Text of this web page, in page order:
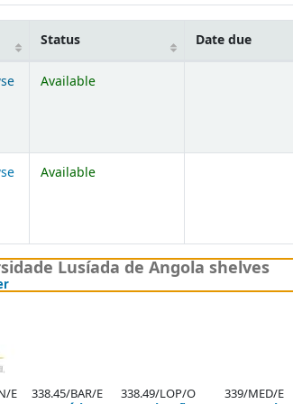
Status Date due
Available
Available
Lusíada de Angola shelves
(Hides shelf browser)
E 338.45/BAR/E 338.49/LOP/O 339/MED/E